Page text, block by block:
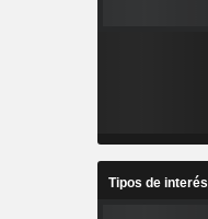
Tipos de interés